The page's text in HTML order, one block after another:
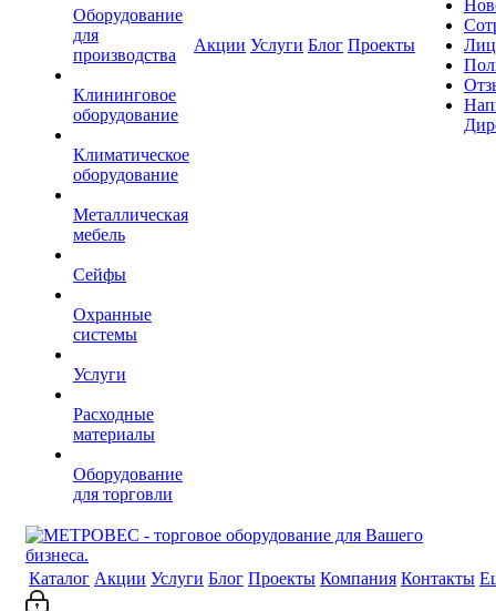
Оборудование
для
производства
Клининговое
оборудование
Климатическое
оборудование
Металлическая
мебель
Сейфы
Охранные
системы
Услуги
Расходные
материалы
Оборудование
для торговли
Акции Услуги Блог Проекты
Каталог Акции Услуги Блог Проекты Компания Контакты